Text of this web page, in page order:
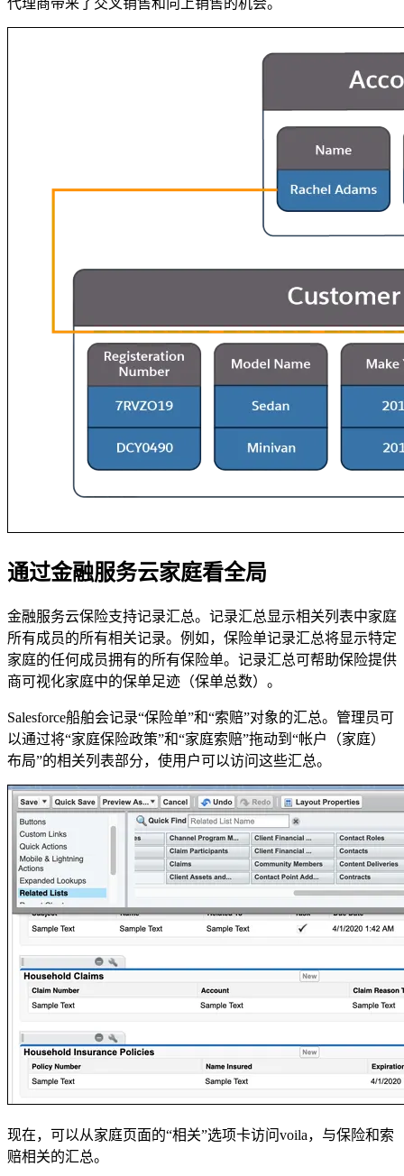
代理商带来了交叉销售和向上销售的机会。
通过金融服务云家庭看全局
金融服务云保险支持记录汇总。记录汇总显示相关列表中家庭
所有成员的所有相关记录。例如，保险单记录汇总将显示特定
家庭的任何成员拥有的所有保险单。记录汇总可帮助保险提供
商可视化家庭中的保单足迹（保单总数）。
Salesforce船舶会记录“保险单”和“索赔”对象的汇总。管理员可
以通过将“家庭保险政策”和“家庭索赔”拖动到“帐户（家庭）
布局”的相关列表部分，使用户可以访问这些汇总。
现在，可以从家庭页面的“相关”选项卡访问voila，与保险和索
赔相关的汇总。